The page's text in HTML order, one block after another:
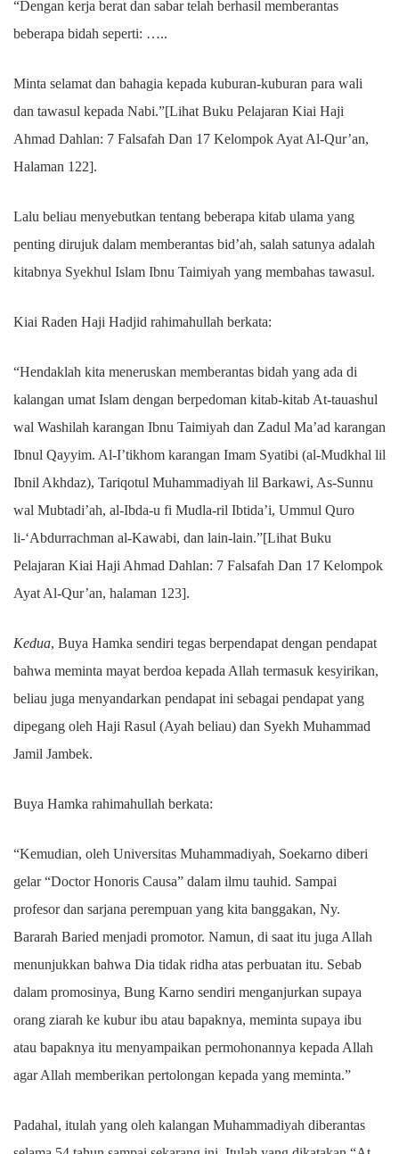
“Dengan kerja berat dan sabar telah berhasil memberantas
beberapa bidah seperti: …..
Minta selamat dan bahagia kepada kuburan-kuburan para wali
dan tawasul kepada Nabi.”[Lihat Buku Pelajaran Kiai Haji
Ahmad Dahlan: 7 Falsafah Dan 17 Kelompok Ayat Al-Qur’an,
Halaman 122].
Lalu beliau menyebutkan tentang beberapa kitab ulama yang
penting dirujuk dalam memberantas bid’ah, salah satunya adalah
kitabnya Syekhul Islam Ibnu Taimiyah yang membahas tawasul.
Kiai Raden Haji Hadjid rahimahullah berkata:
“Hendaklah kita meneruskan memberantas bidah yang ada di
kalangan umat Islam dengan berpedoman kitab-kitab At-tauashul
wal Washilah karangan Ibnu Taimiyah dan Zadul Ma’ad karangan
Ibnul Qayyim. Al-I’tikhom karangan Imam Syatibi (al-Mudkhal lil
Ibnil Akhdaz), Tariqotul Muhammadiyah lil Barkawi, As-Sunnu
wal Mubtadi’ah, al-Ibda-u fi Mudla-ril Ibtida’i, Ummul Quro
li-‘Abdurrachman al-Kawabi, dan lain-lain.”[Lihat Buku
Pelajaran Kiai Haji Ahmad Dahlan: 7 Falsafah Dan 17 Kelompok
Ayat Al-Qur’an, halaman 123].
Kedua, Buya Hamka sendiri tegas berpendapat dengan pendapat
bahwa meminta mayat berdoa kepada Allah termasuk kesyirikan,
beliau juga menyandarkan pendapat ini sebagai pendapat yang
dipegang oleh Haji Rasul (Ayah beliau) dan Syekh Muhammad
Jamil Jambek.
Buya Hamka rahimahullah berkata:
“Kemudian, oleh Universitas Muhammadiyah, Soekarno diberi
gelar “Doctor Honoris Causa” dalam ilmu tauhid. Sampai
profesor dan sarjana perempuan yang kita banggakan, Ny.
Bararah Baried menjadi promotor. Namun, di saat itu juga Allah
menunjukkan bahwa Dia tidak ridha atas perbuatan itu. Sebab
dalam promosinya, Bung Karno sendiri menganjurkan supaya
orang ziarah ke kubur ibu atau bapaknya, meminta supaya ibu
atau bapaknya itu menyampaikan permohonannya kepada Allah
agar Allah memberikan pertolongan kepada yang meminta.”
Padahal, itulah yang oleh kalangan Muhammadiyah diberantas